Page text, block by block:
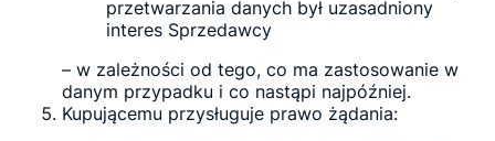
przetwarzania danych był uzasadniony
interes Sprzedawcy
– w zależności od tego, co ma zastosowanie w
danym przypadku i co nastąpi najpóźniej.
Kupującemu przysługuje prawo żądania: